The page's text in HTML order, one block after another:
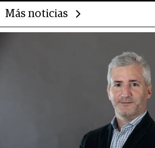
Más noticias